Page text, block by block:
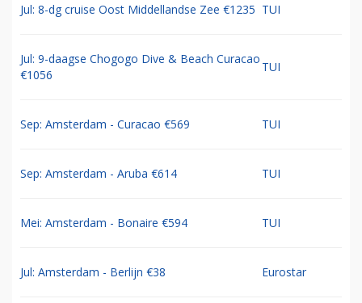
Jul: 8-dg cruise Oost Middellandse Zee €1235 TUI
Jul: 9-daagse Chogogo Dive & Beach Curacao
€1056
TUI
Sep: Amsterdam - Curacao €569 TUI
Sep: Amsterdam - Aruba €614 TUI
Mei: Amsterdam - Bonaire €594 TUI
Jul: Amsterdam - Berlijn €38 Eurostar